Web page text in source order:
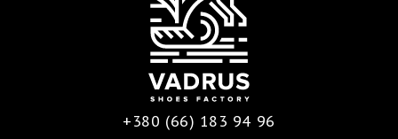
+380 (66) 183 94 96